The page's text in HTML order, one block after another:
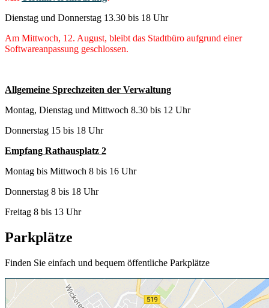
Dienstag und Donnerstag 13.30 bis 18 Uhr
Am Mittwoch, 12. August, bleibt das Stadtbüro aufgrund einer
Softwareanpassung geschlossen.
Allgemeine Sprechzeiten der Verwaltung
Montag, Dienstag und Mittwoch 8.30 bis 12 Uhr
Donnerstag 15 bis 18 Uhr
Empfang Rathausplatz 2
Montag bis Mittwoch 8 bis 16 Uhr
Donnerstag 8 bis 18 Uhr
Freitag 8 bis 13 Uhr
Parkplätze
Finden Sie einfach und bequem öffentliche Parkplätze